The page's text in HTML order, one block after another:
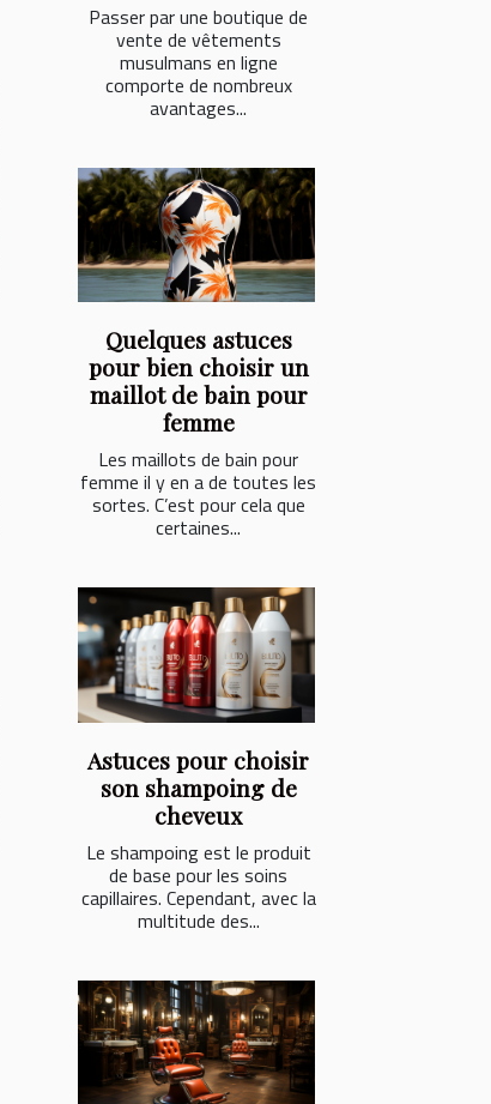
Passer par une boutique de
vente de vêtements
musulmans en ligne
comporte de nombreux
avantages...
Quelques astuces
pour bien choisir un
maillot de bain pour
femme
Les maillots de bain pour
femme il y en a de toutes les
sortes. C’est pour cela que
certaines...
Astuces pour choisir
son shampoing de
cheveux
Le shampoing est le produit
de base pour les soins
capillaires. Cependant, avec la
multitude des...